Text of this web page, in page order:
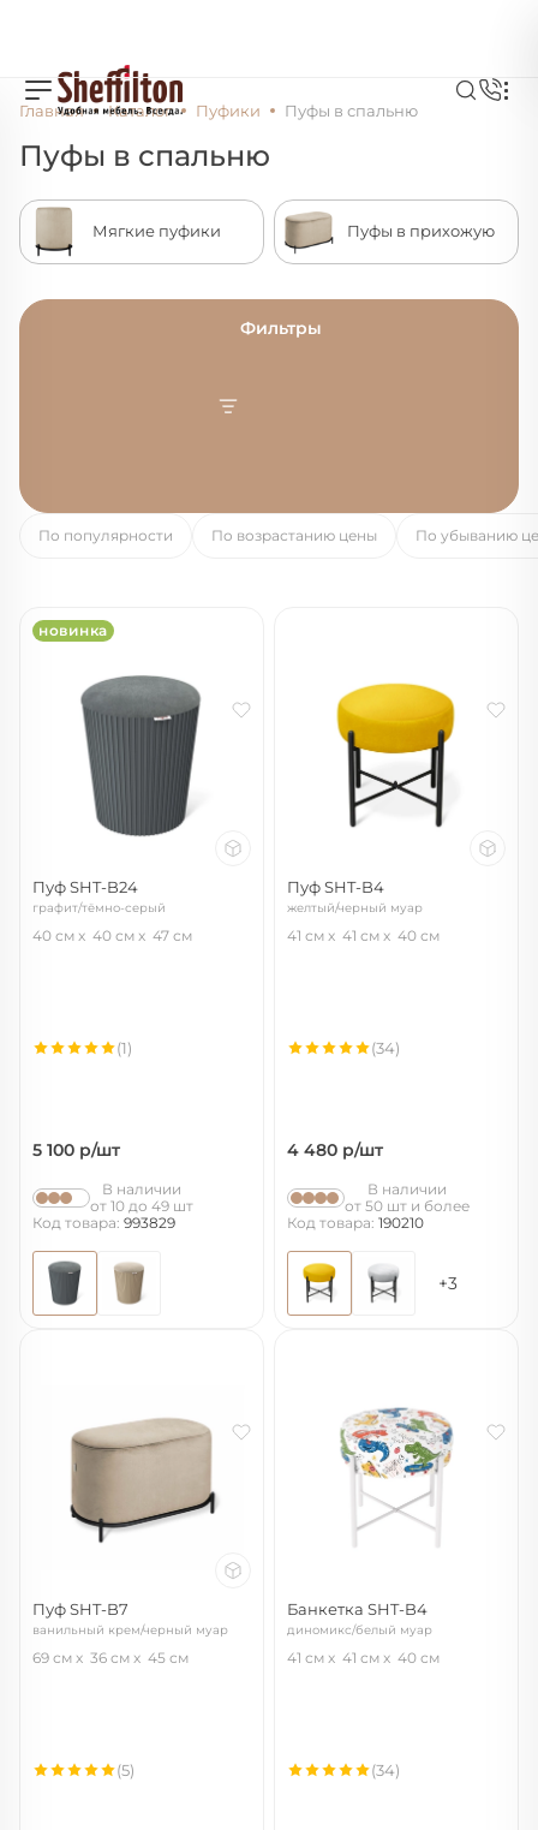
Главная Каталог Пуфики Пуфы в спальню
Пуфы в спальню
Мягкие пуфики Пуфы в прихожую
Фильтры
По популярности По возрастанию цены По убыванию
новинка
Пуф SHT-B24
графит/тёмно-серый
40 см 40 см 47 см
5 100 р/шт
(1)
В наличии
от 10 до 49 шт
Код товара: 993829
Пуф SHT-B4
желтый/черный муар
41 см 41 см 40 см
4 480 р/шт
(34)
В наличии
от 50 шт и более
Код товара: 190210
+3
Пуф SHT-B7
ванильный крем/черный муар
69 см 36 см 45 см
(5)
Банкетка SHT-B4
диномикс/белый муар
41 см 41 см 40 см
(34)